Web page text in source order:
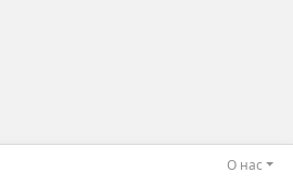
О нас